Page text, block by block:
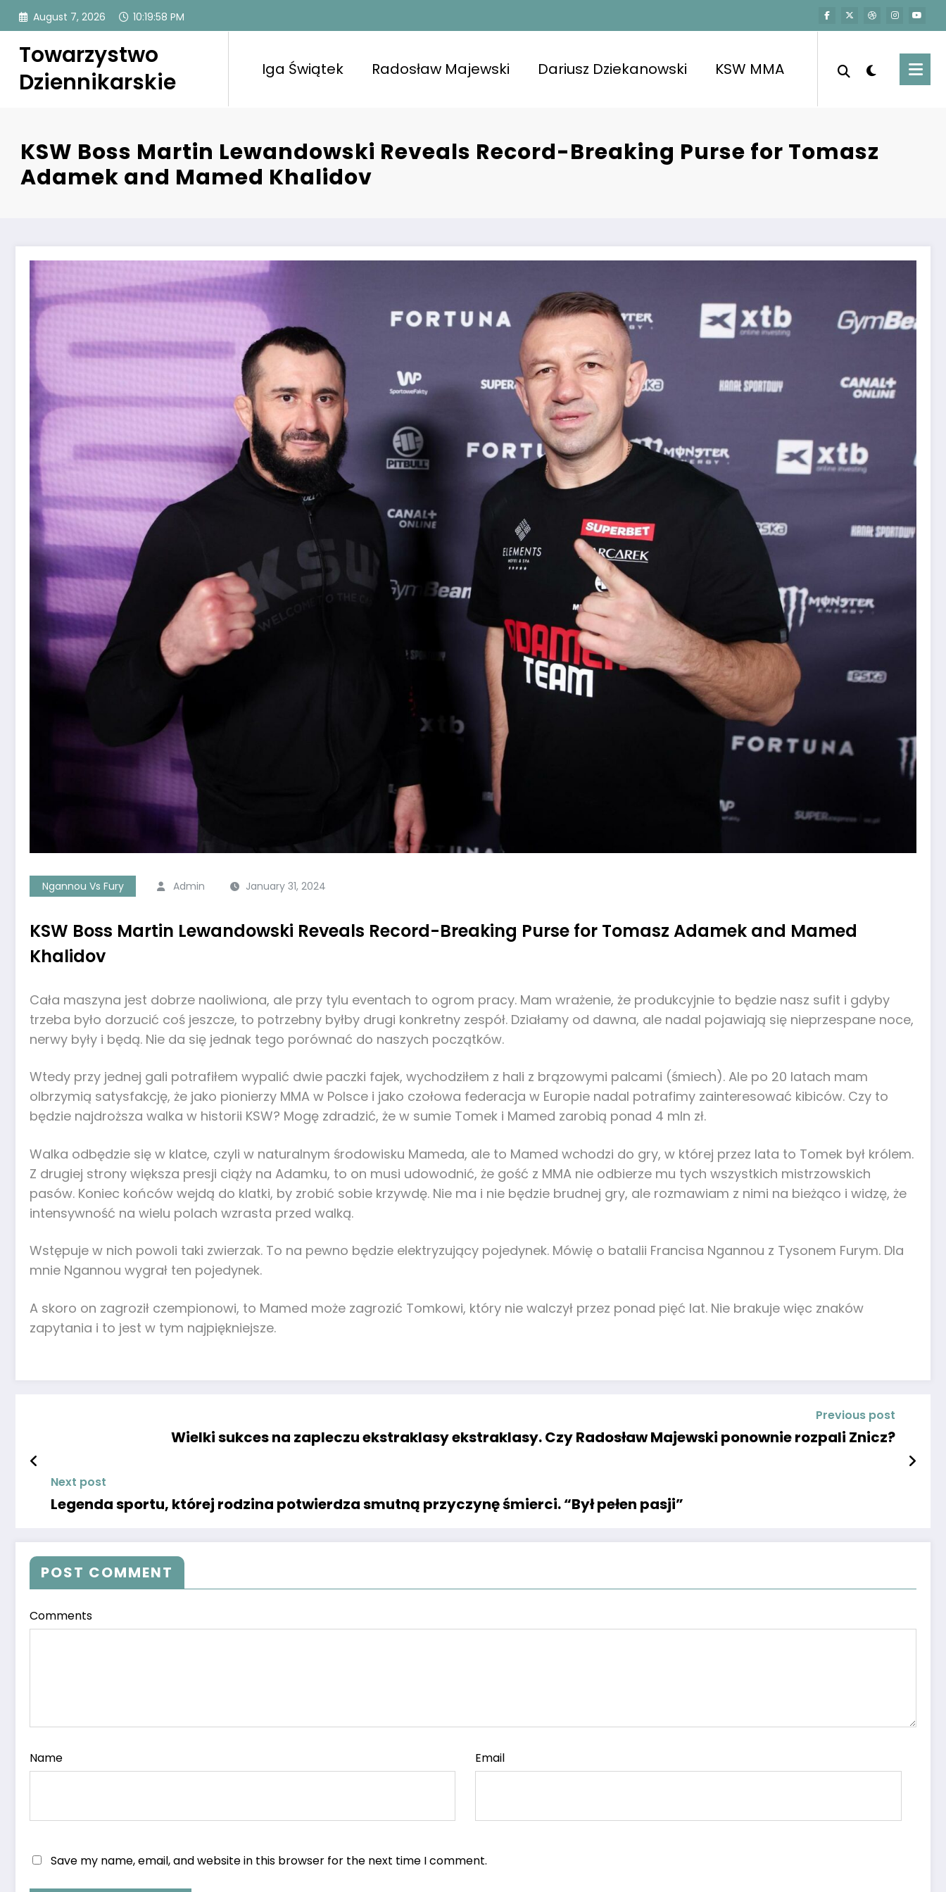
Skip
content
August 7, 2026 10:19:59 PM
Towarzystwo
Dziennikarskie
Iga Świątek Radosław Majewski Dariusz Dziekanowski KSW MMA
KSW Boss Martin Lewandowski Reveals Record-Breaking Purse for Tomasz
Adamek and Mamed Khalidov
Ngannou Vs Fury Admin January 31, 2024
KSW Boss Martin Lewandowski Reveals Record-Breaking Purse for Tomasz Adamek and Mamed
Khalidov
Cała maszyna jest dobrze naoliwiona, ale przy tylu eventach to ogrom pracy. Mam wrażenie, że produkcyjnie to będzie nasz sufit i gdyby
trzeba było dorzucić coś jeszcze, to potrzebny byłby drugi konkretny zespół. Działamy od dawna, ale nadal pojawiają się nieprzespane noce,
nerwy były i będą. Nie da się jednak tego porównać do naszych początków.
Wtedy przy jednej gali potrafiłem wypalić dwie paczki fajek, wychodziłem z hali z brązowymi palcami (śmiech). Ale po 20 latach mam
olbrzymią satysfakcję, że jako pionierzy MMA w Polsce i jako czołowa federacja w Europie nadal potrafimy zainteresować kibiców. Czy to
będzie najdroższa walka w historii KSW? Mogę zdradzić, że w sumie Tomek i Mamed zarobią ponad 4 mln zł.
Walka odbędzie się w klatce, czyli w naturalnym środowisku Mameda, ale to Mamed wchodzi do gry, w której przez lata to Tomek był królem.
Z drugiej strony większa presji ciąży na Adamku, to on musi udowodnić, że gość z MMA nie odbierze mu tych wszystkich mistrzowskich
pasów. Koniec końców wejdą do klatki, by zrobić sobie krzywdę. Nie ma i nie będzie brudnej gry, ale rozmawiam z nimi na bieżąco i widzę, że
intensywność na wielu polach wzrasta przed walką.
Wstępuje w nich powoli taki zwierzak. To na pewno będzie elektryzujący pojedynek. Mówię o batalii Francisa Ngannou z Tysonem Furym. Dla
mnie Ngannou wygrał ten pojedynek.
A skoro on zagroził czempionowi, to Mamed może zagrozić Tomkowi, który nie walczył przez ponad pięć lat. Nie brakuje więc znaków
zapytania i to jest w tym najpiękniejsze.
Previous post
Wielki sukces na zapleczu ekstraklasy ekstraklasy. Czy Radosław Majewski ponownie rozpali Znicz?
Next post
Legenda sportu, której rodzina potwierdza smutną przyczynę śmierci. “Był pełen pasji”
POST COMMENT
Comments
Name Email
Save my name, email, and website in this browser for the next time I comment.